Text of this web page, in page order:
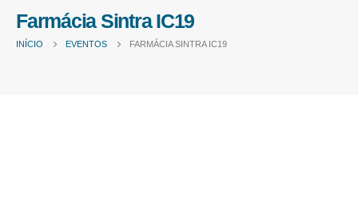
Farmácia Sintra IC19
INÍCIO EVENTOS FARMÁCIA SINTRA IC19